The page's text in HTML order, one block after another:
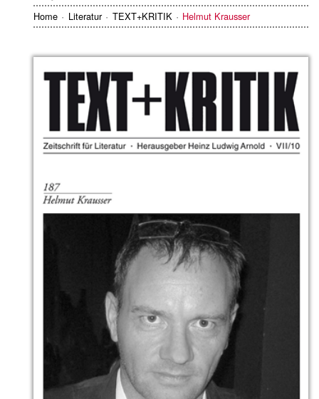
Home Literatur TEXT+KRITIK Helmut Krausser